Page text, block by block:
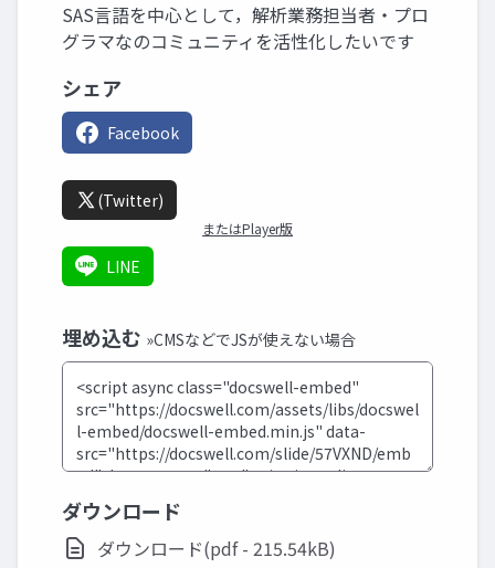
SAS言語を中心として，解析業務担当者・プロ
グラマなのコミュニティを活性化したいです
シェア
Facebook
(Twitter)
またはPlayer版
LINE
埋め込む »CMSなどでJSが使えない場合
ダウンロード
ダウンロード(pdf - 215.54kB)